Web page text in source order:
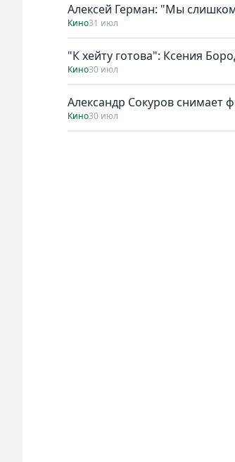
Алексей Герман: "Мы
Кино31 июл
"К хейту готова": Ксения
Кино30 июл
Александр Сокуров снимает
Кино30 июл